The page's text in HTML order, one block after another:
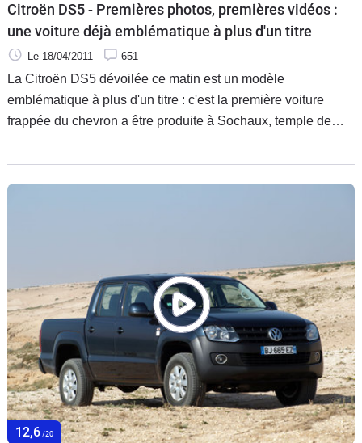
Citroën DS5 - Premières photos, premières vidéos :
une voiture déjà emblématique à plus d'un titre
Le 18/04/2011 651
La Citroën DS5 dévoilée ce matin est un modèle
emblématique à plus d'un titre : c'est la première voiture
frappée du chevron a être produite à Sochaux, temple de
qui démontre les ambitions chinoises du constructeur sur un
marché dont le développement continuera d'être à deux
12,6 /20